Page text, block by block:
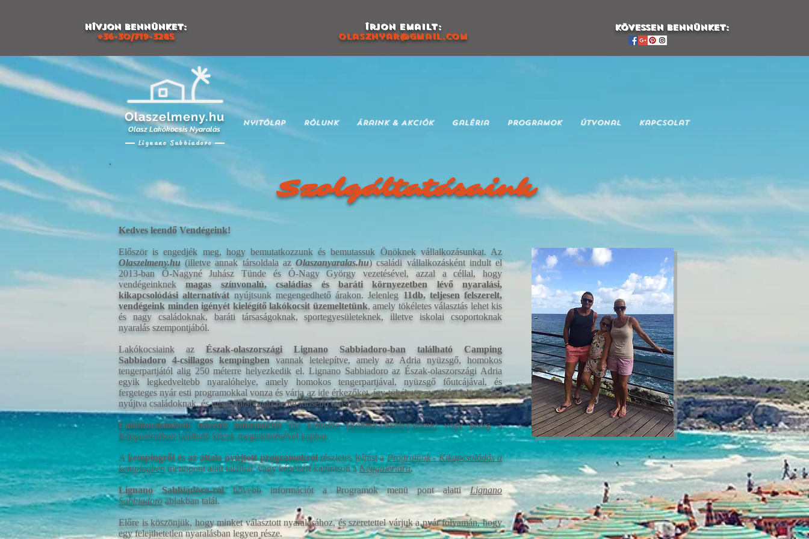
Hívjon bennünket:
+36-30/719-3285
ÍRJON EMailt:
olasznyar@gmail.com
KÖVessen bennünket:
Olaszelmeny.hu
Olasz Lakókocsis Nyaralás
Lignano Sabbiadoro
Nyitólap Rólunk Áraink & Akciók Galéria Programok Útvonal Kapcsolat
Szolgáltatásaink
Kedves leendő Vendégeink!
Először is engedjék meg, hogy bemutatkozzunk és bemutassuk Önöknek vállalkozásunkat. Az
Olaszelmeny.hu (illetve annak társoldala azOlaszanyaralas.hu) családi vállalkozásként indult el
2013-ban Ó-Nagyné Juhász Tünde és Ó-Nagy György vezetésével, azzal a céllal, hogy
vendégeinknekmagas színvonalú, családias és baráti környezetben lévő nyaralási,
kikapcsolódási alternatívát nyújtsunk megengedhető árakon. Jelenleg 11db, teljesen felszerelt,
vendégeink minden igényét kielégítő lakókocsit üzemeltetünk, amely tökéletes választás lehet kis
és nagy családoknak, baráti társaságoknak, sportegyesületeknek, illetve iskolai csoportoknak
nyaralás szempontjából.
Lakókocsiaink az Észak-olaszországi Lignano Sabbiadoro-ban található Camping
Sabbiadoro 4-csillagos kempingben vannak letelepítve, amely az Adria nyüzsgő, homokos
tengerpartjától alig 250 méterre helyezkedik el. Lignano Sabbiadoro az Észak-olaszországi Adria
egyik legkedveltebb nyaralóhelye, amely homokos tengerpartjával, nyüzsgő főutcájával, és
fergeteges nyár esti programokkal vonza és várja az ide érkezőket, így tökéletes nyaralási lehetőséget
nyújtva családoknak, és mind fiatal mind pedig idősebb turistáknak.
Lakókocsiainkról bővebb információt idekattintva(Rólunk-Lakókocsiaink)vagy pedig a
Képgalériában található képek megtekintésével kaphat.
Akempingről és az általa nyújtott programokrólrészletes leírást aProgramok - Kikapcsolódás a
kempingben menüpont alatt találhat, vagy képekért kattintson aKépgalériára.
Lignano Sabbiadoro-rólbővebb információt a Programok menü pont alattiLignano
Sabbiadoro ablakban talál.
Előre is köszönjük, hogy minket választott nyaralásához, és szeretettel várjuk a nyár folyamán, hogy
egy felejthetetlen nyaralásban legyen része.